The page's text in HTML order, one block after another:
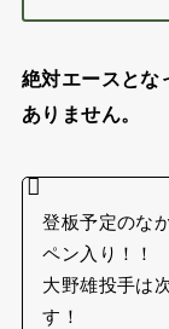
絶対エースとな
ありません。
登板予定のな
ペン入り！！
大野雄投手は
す！